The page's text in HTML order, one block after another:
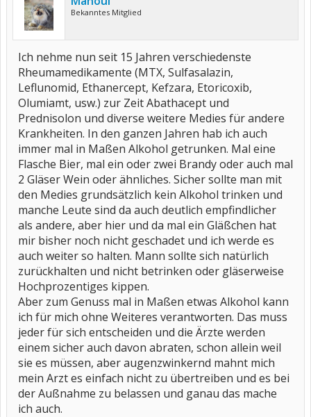
Bekanntes Mitglied
Ich nehme nun seit 15 Jahren verschiedenste
Rheumamedikamente (MTX, Sulfasalazin,
Leflunomid, Ethanercept, Kefzara, Etoricoxib,
Olumiamt, usw.) zur Zeit Abathacept und
Prednisolon und diverse weitere Medies für andere
Krankheiten. In den ganzen Jahren hab ich auch
immer mal in Maßen Alkohol getrunken. Mal eine
Flasche Bier, mal ein oder zwei Brandy oder auch mal
2 Gläser Wein oder ähnliches. Sicher sollte man mit
den Medies grundsätzlich kein Alkohol trinken und
manche Leute sind da auch deutlich empfindlicher
als andere, aber hier und da mal ein Gläßchen hat
mir bisher noch nicht geschadet und ich werde es
auch weiter so halten. Mann sollte sich natürlich
zurückhalten und nicht betrinken oder gläserweise
Hochprozentiges kippen.
Aber zum Genuss mal in Maßen etwas Alkohol kann
ich für mich ohne Weiteres verantworten. Das muss
jeder für sich entscheiden und die Ärzte werden
einem sicher auch davon abraten, schon allein weil
sie es müssen, aber augenzwinkernd mahnt mich
mein Arzt es einfach nicht zu übertreiben und es bei
der Außnahme zu belassen und ganau das mache
ich auch.